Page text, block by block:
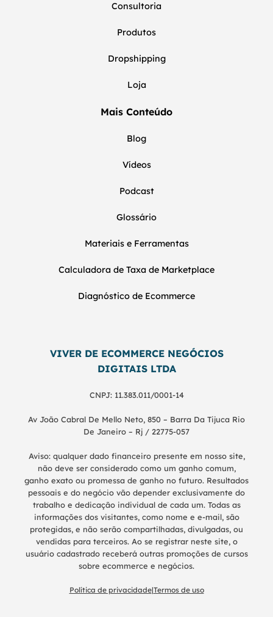
Consultoria
Produtos
Dropshipping
Loja
Mais Conteúdo
Blog
Vídeos
Podcast
Glossário
Materiais e Ferramentas
Calculadora de Taxa de Marketplace
Diagnóstico de Ecommerce
VIVER DE ECOMMERCE NEGÓCIOS
DIGITAIS LTDA
CNPJ: 11.383.011/0001-14
Av João Cabral De Mello Neto, 850 – Barra Da Tijuca Rio
De Janeiro – Rj / 22775-057
Aviso: qualquer dado financeiro presente em nosso site,
não deve ser considerado como um ganho comum,
ganho exato ou promessa de ganho no futuro. Resultados
pessoais e do negócio vão depender exclusivamente do
trabalho e dedicação individual de cada um. Todas as
informações dos visitantes, como nome e e-mail, são
protegidas, e não serão compartilhadas, divulgadas, ou
vendidas para terceiros. Ao se registrar neste site, o
usuário cadastrado receberá outras promoções de cursos
sobre ecommerce e negócios.
Política de privacidade|Termos de uso